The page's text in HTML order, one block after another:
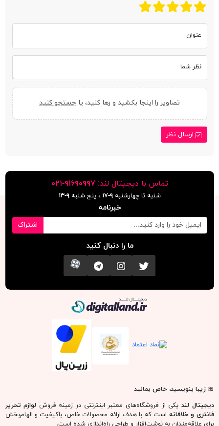
عنوان
نظر شما
تصاویر را اینجا بکشید و رها کنید، یا جستجو کنید
ارسال نظر
تماس با دیجیتال لند:٩١۶٩٠٩٩٧-٠٢١
شنبه تا چهارشنبه۹-۱۷ ، پنج شنبه۹-١٣
خبرنامه
اشتراک
ما را دنبال کنید
تویتر اینستاگرامکانال تلگرام
آپارات
🎀زیبا بنویسید، خاص بمانید
دیجیتال لند یکی از فروشگاه‌های معتبر اینترنتی در زمینه فروش لوازم تحریر
فانتزی و خلاقانه است که با هدف ارائه محصولات خاص، باکیفیت و الهام‌بخش
برای علاقه‌مندان به نوشت‌افزار و طراحی راه‌اندازی شده است.